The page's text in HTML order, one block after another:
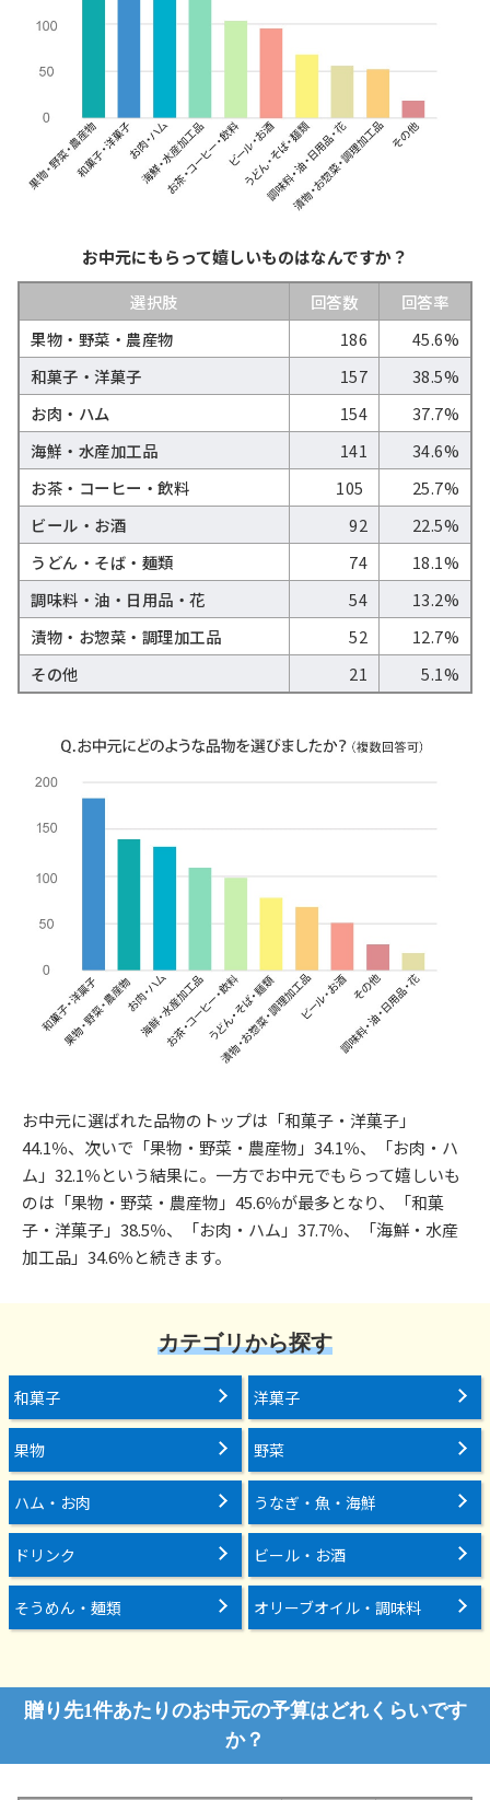
お中元にもらって嬉しいものはなんですか？
選択肢
回答数
回答率
果物・野菜・農産物
186
45.6%
和菓子・洋菓子
157
38.5%
お肉・ハム
154
37.7%
海鮮・水産加工品
141
34.6%
お茶・コーヒー・飲料
105
25.7%
ビール・お酒
92
22.5%
うどん・そば・麺類
74
18.1%
調味料・油・日用品・花
54
13.2%
漬物・お惣菜・調理加工品
52
12.7%
その他
21 5.1%
お中元に選ばれた品物のトップは「和菓子・洋菓子」
44.1％、次いで「果物・野菜・農産物」34.1％、「お肉・ハ
ム」32.1％という結果に。一方でお中元でもらって嬉しいも
のは「果物・野菜・農産物」45.6％が最多となり、「和菓
子・洋菓子」38.5％、「お肉・ハム」37.7％、「海鮮・水産
加工品」34.6％と続きます。
カテゴリから探す
和菓子 洋菓子
果物 野菜
ハム・お肉 うなぎ・魚・海鮮
ドリンク ビール・お酒
そうめん・麺類 オリーブオイル・調味料
贈り先1件あたりのお中元の予算はどれくらいです
か？